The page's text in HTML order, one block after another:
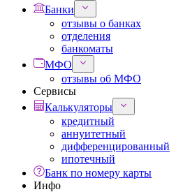
Банки
отзывы о банках
отделения
банкоматы
МФО
отзывы об МФО
Сервисы
Калькуляторы
кредитный
аннуитетный
дифференцированный
ипотечный
Банк по номеру карты
Инфо